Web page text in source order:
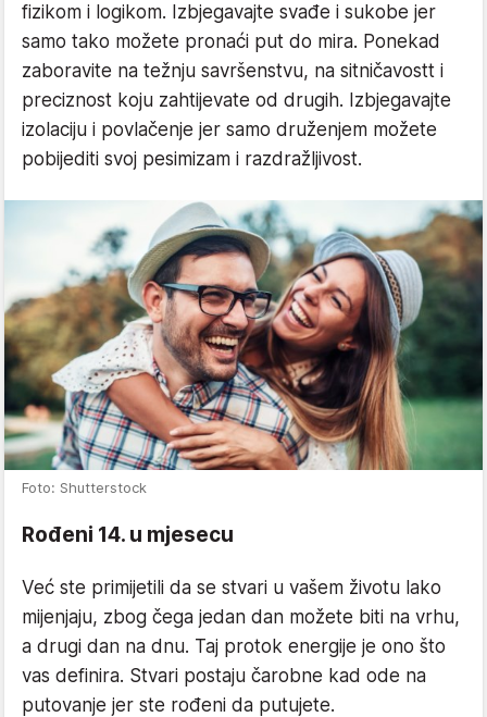
fizikom i logikom. Izbjegavajte svađe i sukobe jer
samo tako možete pronaći put do mira. Ponekad
zaboravite na težnju savršenstvu, na sitničavostt i
preciznost koju zahtijevate od drugih. Izbjegavajte
izolaciju i povlačenje jer samo druženjem možete
pobijediti svoj pesimizam i razdražljivost.
Foto: Shutterstock
Rođeni 14. u mjesecu
Već ste primijetili da se stvari u vašem životu lako
mijenjaju, zbog čega jedan dan možete biti na vrhu,
a drugi dan na dnu. Taj protok energije je ono što
vas definira. Stvari postaju čarobne kad ode na
putovanje jer ste rođeni da putujete.